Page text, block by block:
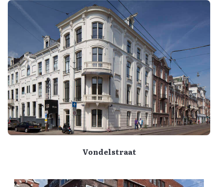
Vondelstraat